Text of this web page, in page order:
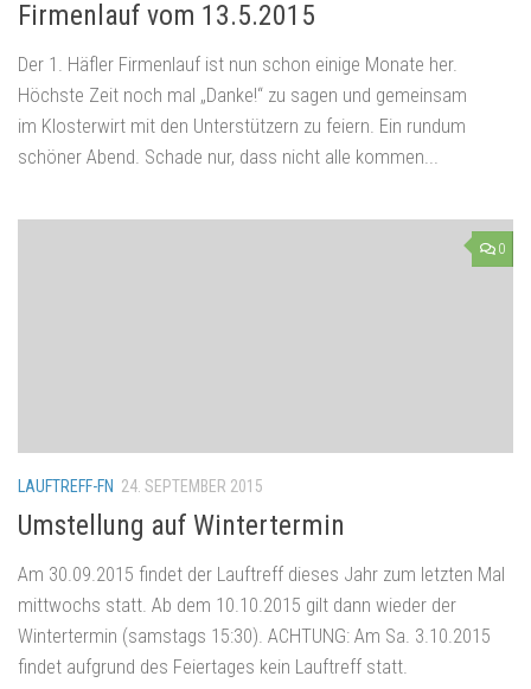
Firmenlauf vom 13.5.2015
Der 1. Häfler Firmenlauf ist nun schon einige Monate her.
Höchste Zeit noch mal „Danke!“ zu sagen und gemeinsam
im Klosterwirt mit den Unterstützern zu feiern. Ein rundum
schöner Abend. Schade nur, dass nicht alle kommen...
0
LAUFTREFF-FN 24. SEPTEMBER 2015
Umstellung auf Wintertermin
Am 30.09.2015 findet der Lauftreff dieses Jahr zum letzten Mal
mittwochs statt. Ab dem 10.10.2015 gilt dann wieder der
Wintertermin (samstags 15:30). ACHTUNG: Am Sa. 3.10.2015
findet aufgrund des Feiertages kein Lauftreff statt.